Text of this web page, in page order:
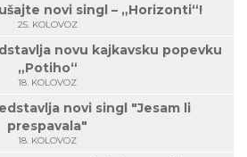
novi singl – „Horizonti“!
25. KOLOVOZ
novu kajkavsku popevku
„Potiho“
18. KOLOVOZ
novi singl "Jesam li
prespavala"
18. KOLOVOZ